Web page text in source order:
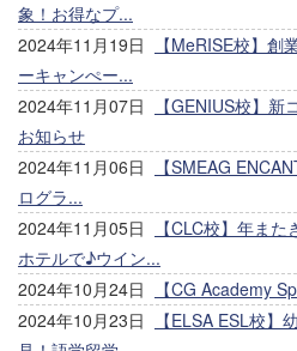
象！お得なプ...
2024年11月19日
【MeRISE校】創
ーキャンぺー...
2024年11月07日
【GENIUS校】
お知らせ
2024年11月06日
【SMEAG
ログラ...
2024年11月05日
【CLC校】年ま
ホテルで♪ウイン...
2024年10月24日
【CG Academy
2024年10月23日
【ELSA ESL校】